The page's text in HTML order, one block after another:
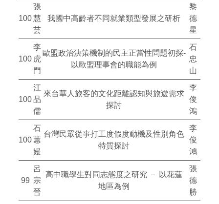
100
張
慧
芸
我國中高齡者不同就業類型發展之研析
黎
德
星
100
李
虎
門
歐盟政治決策機制的民主正當性問題初探-
以歐盟理事會的職能為例
石
忠
山
100
江
品
儒
來台華人旅客的文化距離認知與旅遊需求
探討
李
俊
鴻
100
石
蕙
嫚
台灣民眾從事打工度假度動機及性別角色
特質探討
李
俊
鴻
99
呂
宗
晉
高中職學生對同志態度之研究 － 以花蓮
地區為例
張
德
勝